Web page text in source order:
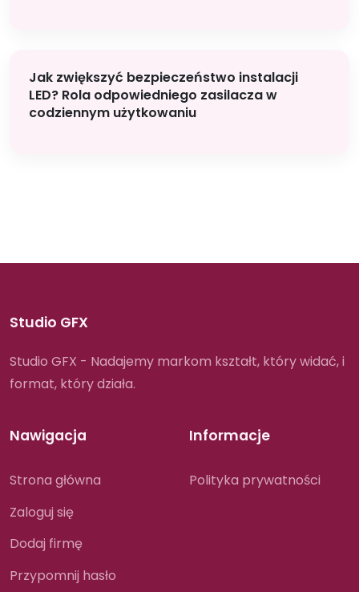
Jak zwiększyć bezpieczeństwo instalacji
LED? Rola odpowiedniego zasilacza w
codziennym użytkowaniu
Studio GFX
Studio GFX - Nadajemy markom kształt, który widać, i
format, który działa.
Nawigacja
Strona główna
Zaloguj się
Dodaj firmę
Przypomnij hasło
Informacje
Polityka prywatności